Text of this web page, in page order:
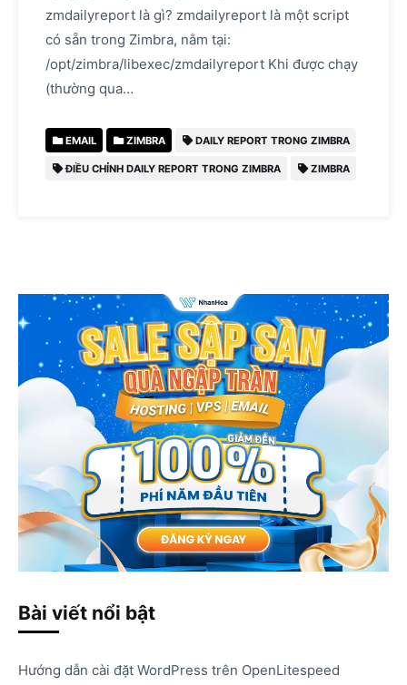
zmdailyreport là gì? zmdailyreport là một script
có sẵn trong Zimbra, nằm tại:
/opt/zimbra/libexec/zmdailyreport Khi được chạy
(thường qua…
EMAIL ZIMBRA DAILY REPORT TRONG ZIMBRA
ĐIỀU CHỈNH DAILY REPORT TRONG ZIMBRA ZIMBRA
Bài viết nổi bật
Hướng dẫn cài đặt WordPress trên OpenLitespeed